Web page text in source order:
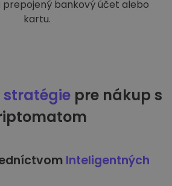
prepojený bankový účet alebo
kartu.
stratégie pre nákup s
Inteligentných